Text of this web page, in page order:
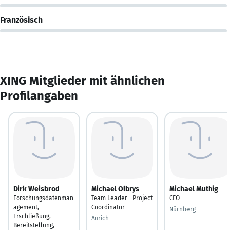
Französisch
XING Mitglieder mit ähnlichen
Profilangaben
Dirk Weisbrod
Forschungsdatenman
agement,
Erschließung,
Bereitstellung,
Michael Olbrys
Team Leader - Project
Coordinator
Aurich
Michael Muthig
CEO
Nürnberg